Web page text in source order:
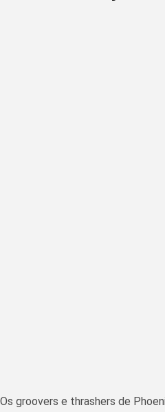
Os groovers e thrashers de